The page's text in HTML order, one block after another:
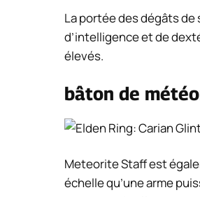
La portée des dégâts
d’intelligence et de
élevés.
bâton de
Meteorite Staff est
échelle qu’une arme